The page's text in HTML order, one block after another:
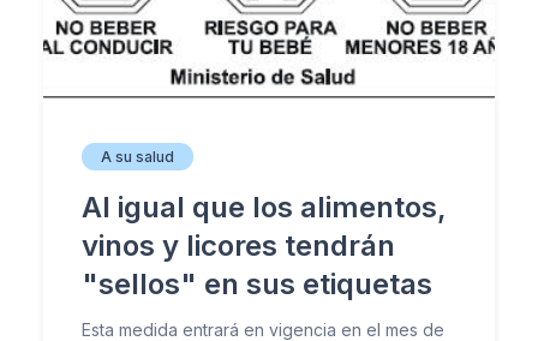
A su salud
Al igual que los alimentos,
vinos y licores tendrán
"sellos" en sus etiquetas
Esta medida entrará en vigencia en el mes de